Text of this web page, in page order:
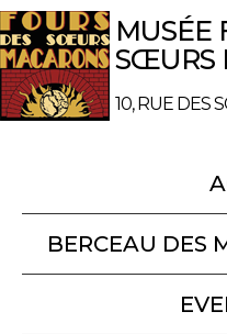
MUSÉE
SŒURS
10, RUE DES
BERCEAU DES